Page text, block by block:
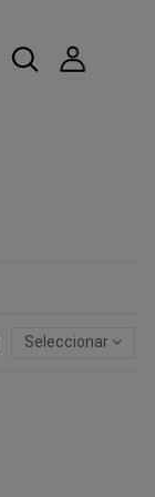
Seleccionar